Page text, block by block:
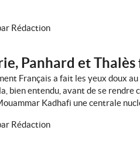
Rédaction
Panhard et
Français a fait les yeux doux
bien entendu, avant de se
Kadhafi une centrale
Rédaction